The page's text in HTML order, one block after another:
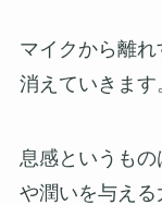
マイクから離
消えていきます
息感というも
や潤いを与える